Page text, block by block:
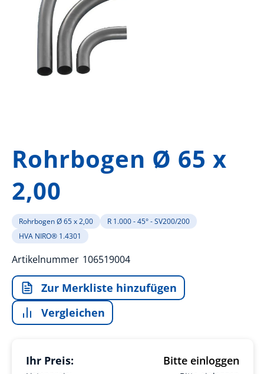
der
Bildergalerie
springen
Rohrbogen Ø 65 x
2,00
Rohrbogen Ø 65 x 2,00
R 1.000 - 45° - SV200/200
HVA NIRO® 1.4301
Artikelnummer 106519004
Zur Merkliste hinzufügen
Vergleichen
Ihr Preis: Bitte einloggen